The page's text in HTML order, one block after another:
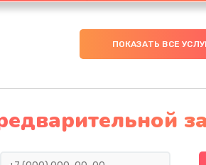
ПОКАЗАТЬ ВСЕ